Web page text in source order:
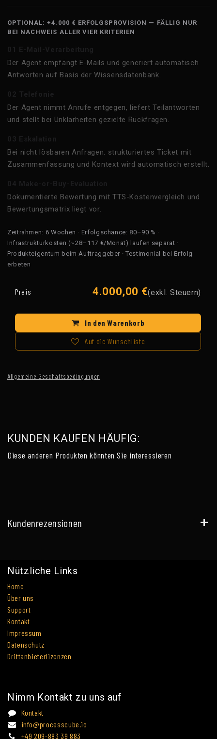
OPTIONAL: +4.000 € ERFOLGSPROVISION — FÄLLIG NUR
BEI NACHWEIS ALLER VIER KRITERIEN
01 E-Mail-Verarbeitung
Der Agent empfängt E-Mails und generiert automatisch
Antworten auf Basis der Wissensdatenbank.
Der Agent nimmt Anrufe entgegen, liefert Teilantworten
und stellt bei Unklarheiten gezielte Rückfragen.
03 Eskalation
Bei nicht lösbaren Anfragen: strukturiertes Ticket mit
Zusammenfassung und Kontext wird automatisch erstellt.
04 Make-or-Buy-Evaluation
Dokumentierte Bewertung mit TTS-Kostenvergleich und
Bewertungsmatrix liegt vor.
Zeitrahmen: 6 Wochen · Erfolgschance: 80–90 % ·
Infrastrukturkosten (~28–117 €/Monat) laufen separat ·
Produkteigentum beim Auftraggeber · Testimonial bei Erfolg
erbeten
In den Warenkorb
Auf die Wunschliste
Preis 4.000,00 €(exkl. Steuern)
Allgemeine Geschäftsbedingungen
KUNDEN KAUFEN HÄUFIG:
Diese anderen Produkten könnten Sie interessieren
Kundenrezensionen
Nützliche Links
Home
Über uns
Support
Kontakt
Impressum
Datenschutz
Drittanbieterlizenzen
Nimm Kontakt zu uns auf
Kontakt
info@processcube.io
+49 209-883 39 883